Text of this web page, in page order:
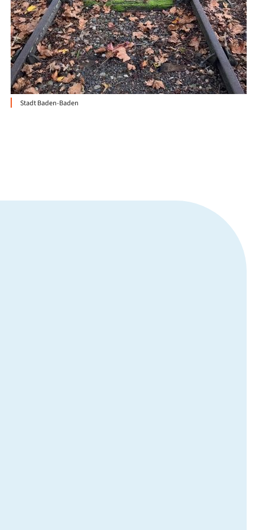
Stadt Baden-Baden